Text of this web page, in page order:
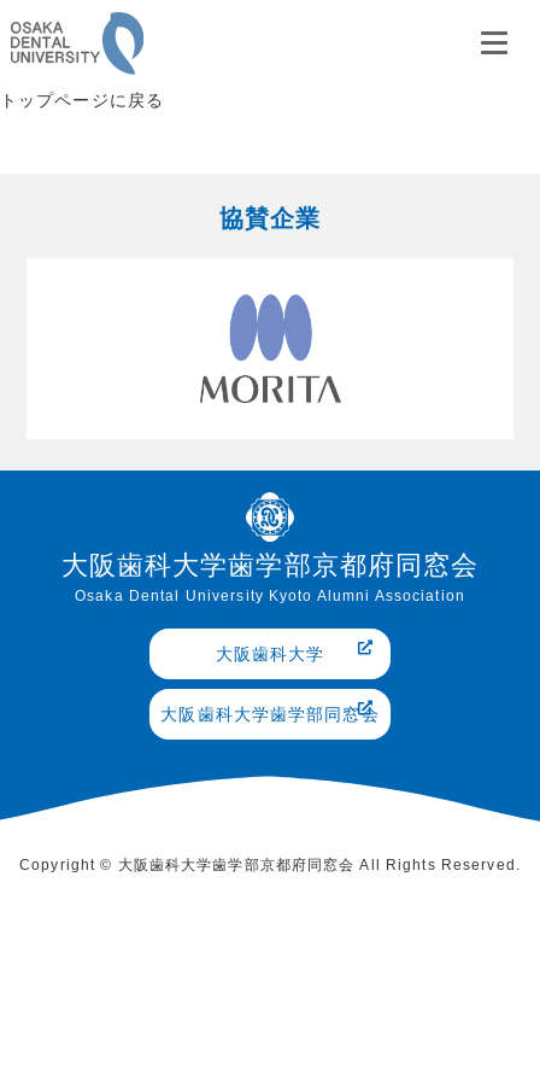
トップページに戻る
協賛企業
大阪歯科大学歯学部京都府同窓会
Osaka Dental University Kyoto Alumni Association
大阪歯科大学
大阪歯科大学歯学部同窓会
Copyright © 大阪歯科大学歯学部京都府同窓会 All Rights Reserved.